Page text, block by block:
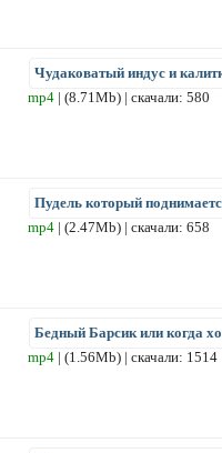
Чудаковатый индус и
mp4 | (8.71Mb) | скачали: 580
Пудель который
mp4 | (2.47Mb) | скачали: 658
Бедный Барсик или когда
mp4 | (1.56Mb) | скачали: 1514